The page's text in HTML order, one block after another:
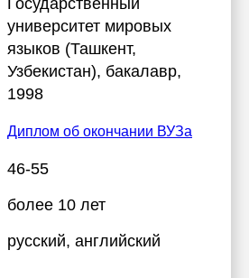
Государственный
университет мировых
языков (Ташкент,
Узбекистан), бакалавр,
1998
Диплом об окончании ВУЗа
46-55
более 10 лет
русский, английский